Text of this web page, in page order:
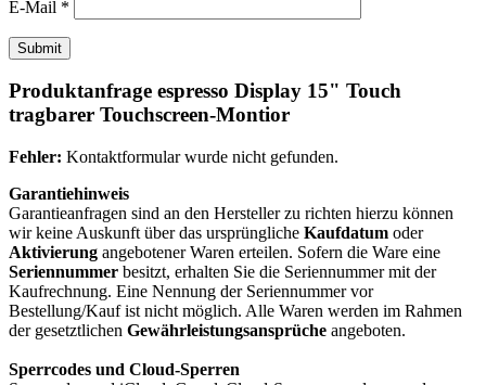
E-Mail *
Produktanfrage espresso Display 15" Touch
tragbarer Touchscreen-Montior
Fehler: Kontaktformular wurde nicht gefunden.
Garantiehinweis
Garantieanfragen sind an den Hersteller zu richten hierzu können
wir keine Auskunft über das ursprüngliche Kaufdatum oder
Aktivierung angebotener Waren erteilen. Sofern die Ware eine
Seriennummer besitzt, erhalten Sie die Seriennummer mit der
Kaufrechnung. Eine Nennung der Seriennummer vor
Bestellung/Kauf ist nicht möglich. Alle Waren werden im Rahmen
der gesetztlichen Gewährleistungsansprüche angeboten.
Sperrcodes und Cloud-Sperren